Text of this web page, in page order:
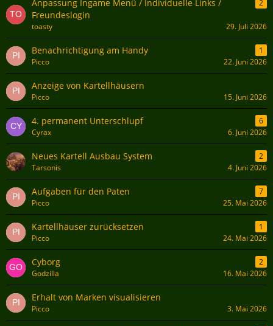
Anpassung Ingame Menü / Individuelle Links /
Freundeslogin
2
toasty 29. Juli 2026
Benachrichtigung am Handy
1
Picco
22. Juni 2026
Anzeige von Kartellhäusern
Picco 15. Juni 2026
4. permanent Unterschlupf
6
Cyrax
6. Juni 2026
Neues Kartell Ausbau System
2
Tarsonis
4. Juni 2026
Aufgaben für den Paten
7
Picco
25. Mai 2026
Kartellhäuser zurücksetzen
1
Picco
24. Mai 2026
Cyborg
2
Godzilla
16. Mai 2026
Erhalt von Marken visualisieren
Picco 3. Mai 2026